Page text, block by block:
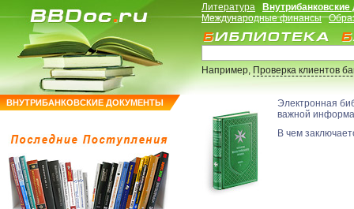
ВНУТРИБАНКОВСКИЕ ДОКУМЕНТЫ
Литература
Международные финансы
Например,Проверка клиентов
Электронная
важной
В чем